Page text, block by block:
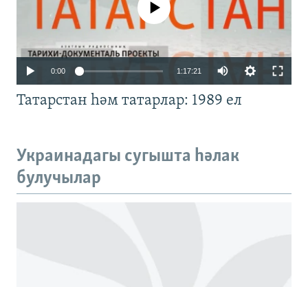
No media source currently available
0:00 1:17:21
Татарстан һәм татарлар: 1989 ел
Украинадагы сугышта һәлак
булучылар